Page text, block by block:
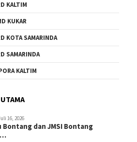
Daerah Belum Ada,
Pemkot
Beri Perhatian
KALTIM
KUKAR
KOTA SAMARINDA
SAMARINDA
KALTIM
16, 2026
Bontang dan JMSI Bontang